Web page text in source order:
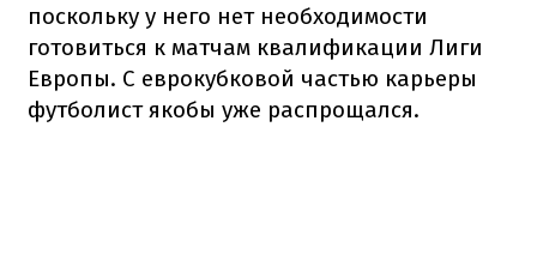
поскольку у него нет необходимости
готовиться к матчам квалификации Лиги
Европы. С еврокубковой частью карьеры
футболист якобы уже распрощался.